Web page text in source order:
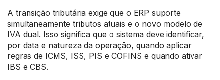
A transição tributária exige que o ERP suporte
simultaneamente tributos atuais e o novo modelo de
IVA dual. Isso significa que o sistema deve identificar,
por data e natureza da operação, quando aplicar
regras de ICMS, ISS, PIS e COFINS e quando ativar
IBS e CBS.